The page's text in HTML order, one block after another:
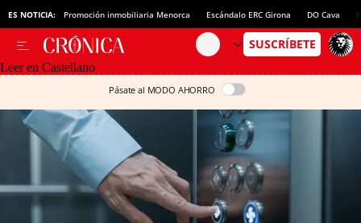
ES NOTICIA: Promoción inmobiliaria Menorca Escándalo ERC Girona DO Cava
Leer en Castellano
Pásate al MODO AHORRO